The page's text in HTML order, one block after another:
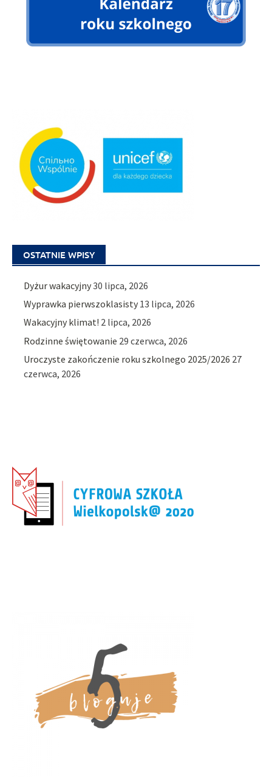
OSTATNIE WPISY
Dyżur wakacyjny30 lipca, 2026
Wyprawka pierwszoklasisty 13 lipca, 2026
Wakacyjny klimat! 2 lipca, 2026
Rodzinne świętowanie 29 czerwca, 2026
Uroczyste zakończenie roku szkolnego 2025/2026 27
czerwca, 2026